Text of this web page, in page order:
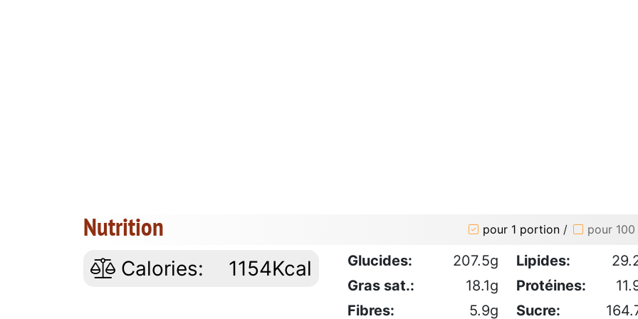
Nutrition pour 1 portion / pour 100
Calories: 1154Kcal Glucides: 207.5g Lipides:
Gras sat.:
18.1g Protéines:
Fibres:
5.9g Sucre: